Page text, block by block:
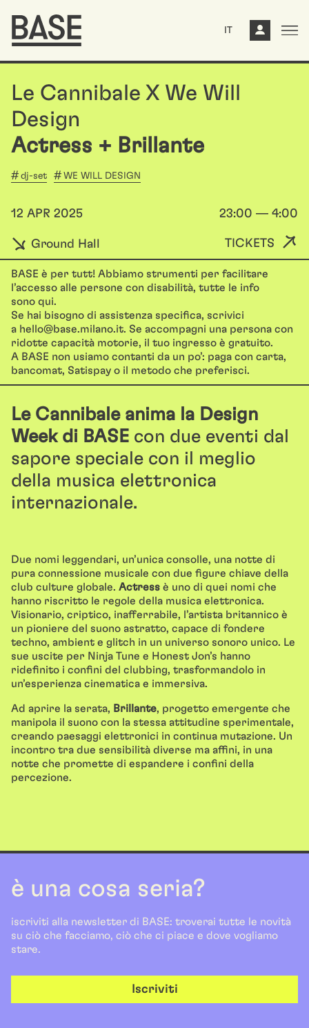
IT
Le Cannibale X We Will
Design
Actress + Brillante
dj-set WE WILL DESIGN
12 APR 2025 23:00 — 4:00
Ground Hall TICKETS
BASE è per tutt! Abbiamo strumenti per facilitare
l’accesso alle persone con disabilità, tutte le info
sono qui.
Se hai bisogno di assistenza specifica, scrivici
a hello@base.milano.it. Se accompagni una persona con
ridotte capacità motorie, il tuo ingresso è gratuito.
A BASE non usiamo contanti da un po’: paga con carta,
bancomat, Satispay o il metodo che preferisci.
Le Cannibale anima la Design
Week di BASE con due eventi dal
sapore speciale con il meglio
della musica elettronica
internazionale.
Due nomi leggendari, un’unica consolle, una notte di
pura connessione musicale con due figure chiave della
club culture globale. Actress è uno di quei nomi che
hanno riscritto le regole della musica elettronica.
Visionario, criptico, inafferrabile, l’artista britannico è
un pioniere del suono astratto, capace di fondere
techno, ambient e glitch in un universo sonoro unico. Le
sue uscite per Ninja Tune e Honest Jon’s hanno
ridefinito i confini del clubbing, trasformandolo in
un’esperienza cinematica e immersiva.
Ad aprire la serata, Brillante, progetto emergente che
manipola il suono con la stessa attitudine sperimentale,
creando paesaggi elettronici in continua mutazione. Un
incontro tra due sensibilità diverse ma affini, in una
notte che promette di espandere i confini della
percezione.
è una cosa seria?
iscriviti alla newsletter di BASE: troverai tutte le novità
su ciò che facciamo, ciò che ci piace e dove vogliamo
stare.
Iscriviti